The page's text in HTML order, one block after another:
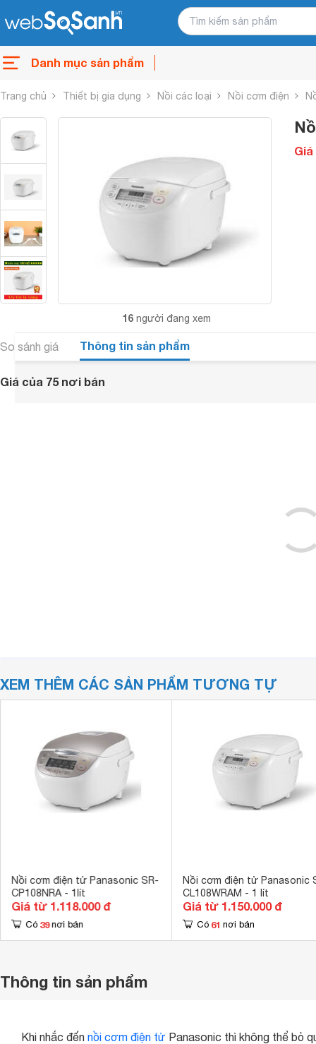
Danh mục sản phẩm
Trang chủ Thiết bị gia dụng Nồi các loại Nồi cơm điện
16 người đang xem
Giá
So sánh giá Thông tin sản phẩm
Giá của 75 nơi bán
XEM THÊM CÁC SẢN PHẨM TƯƠNG TỰ
Nồi cơm điện tử Panasonic SR-
CP108NRA - 1lít
Giá từ 1.118.000 đ
Có 39 nơi bán
Nồi cơm điện tử Panasonic
CL108WRAM - 1 lít
Giá từ 1.150.000 đ
Có 61 nơi bán
Thông tin sản phẩm
Khi nhắc đến nồi cơm điện tử Panasonic thì không thể bỏ